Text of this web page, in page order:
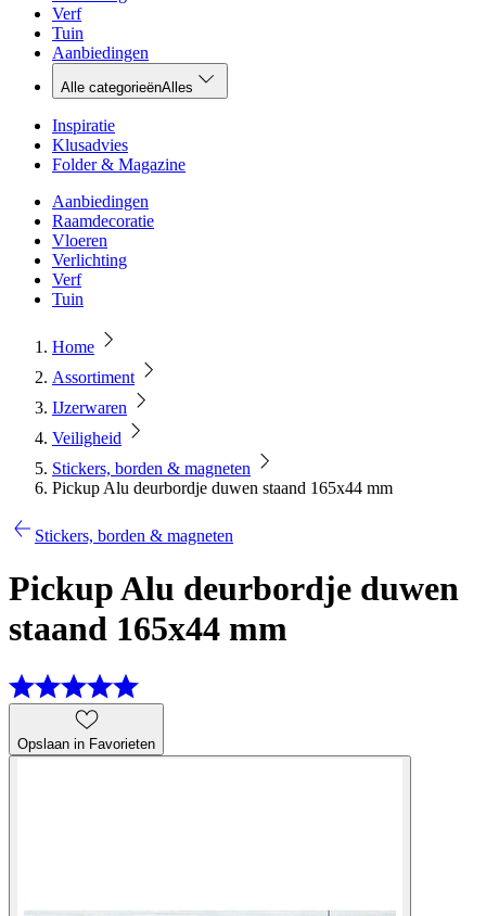
Verf
Tuin
Aanbiedingen
Alle categorieënAlles
Inspiratie
Klusadvies
Folder & Magazine
Aanbiedingen
Raamdecoratie
Vloeren
Verlichting
Verf
Tuin
Home
Assortiment
IJzerwaren
Veiligheid
Stickers, borden & magneten
Pickup Alu deurbordje duwen staand 165x44 mm
Stickers, borden & magneten
Pickup Alu deurbordje duwen
staand 165x44 mm
Opslaan in Favorieten